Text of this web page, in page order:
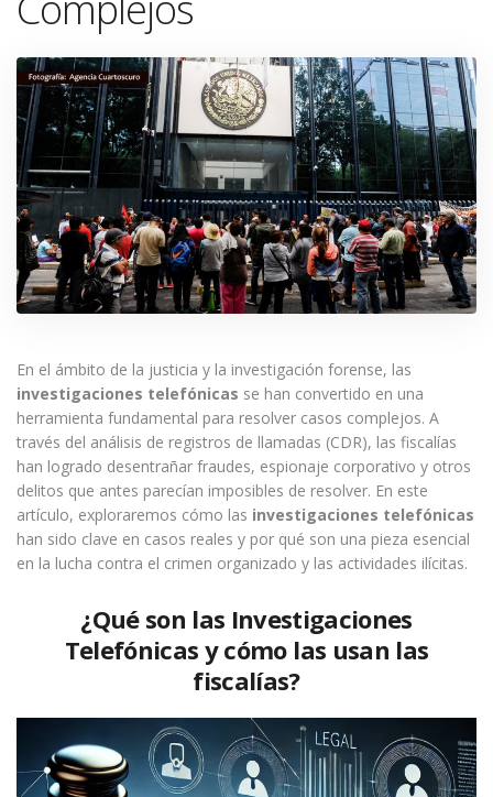
En el ámbito de la justicia y la investigación forense, las
investigaciones telefónicas se han convertido en una
herramienta fundamental para resolver casos complejos. A
través del análisis de registros de llamadas (CDR), las fiscalías
han logrado desentrañar fraudes, espionaje corporativo y otros
delitos que antes parecían imposibles de resolver. En este
artículo, exploraremos cómo las investigaciones telefónicas
han sido clave en casos reales y por qué son una pieza esencial
en la lucha contra el crimen organizado y las actividades ilícitas.
¿Qué son las Investigaciones
Telefónicas y cómo las usan las
fiscalías?